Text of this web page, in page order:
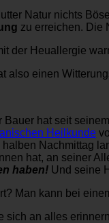
Natur nichts
zu erreichen. Die
der Heuallergie
also einen
Bauer hat seit
Heilkunde
Nachmittag
hat, an seiner
haben! Und seine
Man kann bei
sich an alles